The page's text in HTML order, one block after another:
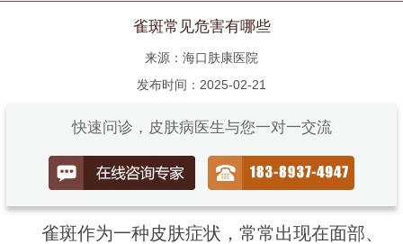
雀斑常见危害有哪些
来源：海口肤康医院
发布时间：2025-02-21
快速问诊，皮肤病医生与您一对一交流
雀斑作为一种皮肤症状，常常出现在面部、